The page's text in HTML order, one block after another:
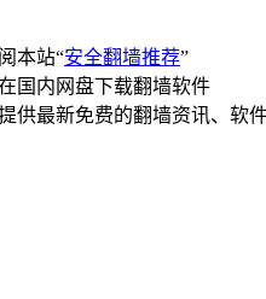
本站“安全翻墙推荐”
国内网盘下载翻墙软件
供最新免费的翻墙资讯、软